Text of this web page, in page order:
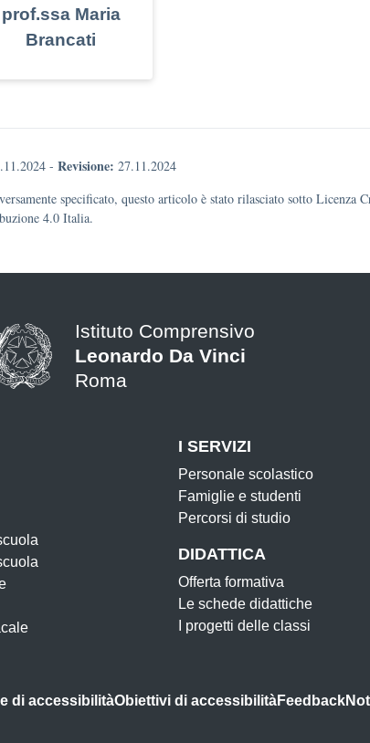
prof.ssa Maria
Brancati
- Revisione: 27.11.2024
specificato, questo articolo è stato rilasciato sotto Licenza
4.0 Italia.
Istituto Comprensivo
Leonardo Da Vinci
Roma
I SERVIZI
Personale scolastico
Famiglie e studenti
Percorsi di studio
DIDATTICA
Offerta formativa
Le schede didattiche
I progetti delle classi
di accessibilitàObiettivi di accessibilitàFeedback